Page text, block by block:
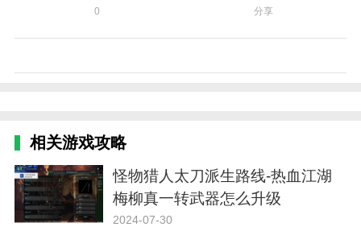
0 分享
相关游戏攻略
怪物猎人太刀派生路线-热血江湖
梅柳真一转武器怎么升级
2024-07-30